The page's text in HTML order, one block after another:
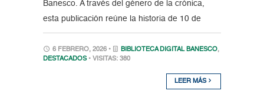
Banesco. A través del género de la crónica,
esta publicación reúne la historia de 10 de
6 FEBRERO, 2026 • BIBLIOTECA DIGITAL BANESCO,
DESTACADOS • VISITAS: 380
LEER MÁS